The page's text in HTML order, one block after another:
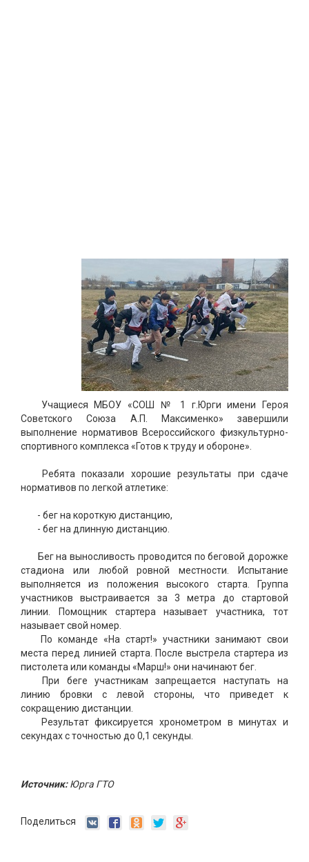
Учащиеся МБОУ «СОШ № 1 г.Юрги имени Героя
Советского Союза А.П. Максименко» завершили
выполнение нормативов Всероссийского физкультурно-
спортивного комплекса «Готов к труду и обороне».
Ребята показали хорошие результаты при сдаче
нормативов по легкой атлетике:
-️ бег на короткую дистанцию,
- бег на длинную дистанцию.
Бег на выносливость проводится по беговой дорожке
стадиона или любой ровной местности. Испытание
выполняется из положения высокого старта. Группа
участников выстраивается за 3 метра до стартовой
линии. Помощник стартера называет участника, тот
называет свой номер.
По команде «На старт!» участники занимают свои
места перед линией старта. После выстрела стартера из
пистолета или команды «Марш!» они начинают бег.
При беге участникам запрещается наступать на
линию бровки с левой стороны, что приведет к
сокращению дистанции.
Результат фиксируется хронометром в минутах и
секундах с точностью до 0,1 секунды.
Источник:Юрга ГТО
Поделиться